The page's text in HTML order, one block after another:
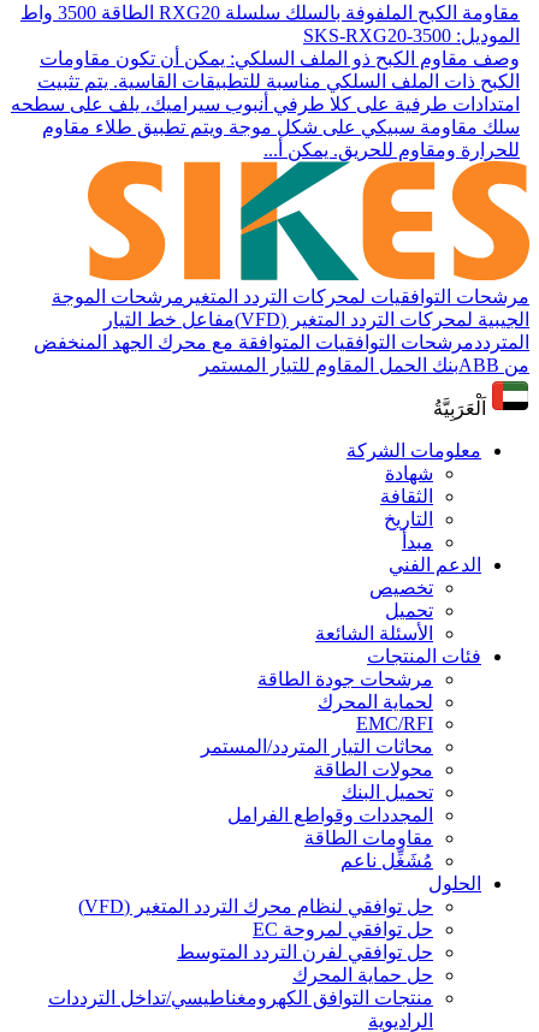
مقاومة الكبح الملفوفة بالسلك سلسلة RXG20 الطاقة 3500 واط
الموديل: SKS-RXG20-3500
وصف مقاوم الكبح ذو الملف السلكي: يمكن أن تكون مقاومات
الكبح ذات الملف السلكي مناسبة للتطبيقات القاسية. يتم تثبيت
امتدادات طرفية على كلا طرفي أنبوب سيراميك، يلف على سطحه
سلك مقاومة سبيكي على شكل موجة ويتم تطبيق طلاء مقاوم
للحرارة ومقاوم للحريق. يمكن أ...
مرشحات التوافقيات لمحركات التردد المتغير مرشحات الموجة
الجيبية لمحركات التردد المتغير (VFD)
مفاعل خط التيار
المترددمرشحات التوافقيات المتوافقة مع محرك الجهد المنخفض
من ABB
بنك الحمل المقاوم للتيار المستمر
اَلْعَرَبِيَّةُ
معلومات الشركة
شهادة
الثقافة
التاريخ
مبدأ
الدعم الفني
تخصيص
تحميل
الأسئلة الشائعة
فئات المنتجات
مرشحات جودة الطاقة
لحماية المحرك
EMC/RFI
محاثات التيار المتردد/المستمر
محولات الطاقة
تحميل البنك
المجددات وقواطع الفرامل
مقاومات الطاقة
مُشَغِّل ناعم
الحلول
حل توافقي لنظام محرك التردد المتغير (VFD)
حل توافقي لمروحة EC
حل توافقي لفرن التردد المتوسط
حل حماية المحرك
منتجات التوافق الكهرومغناطيسي/تداخل الترددات
الراديوية